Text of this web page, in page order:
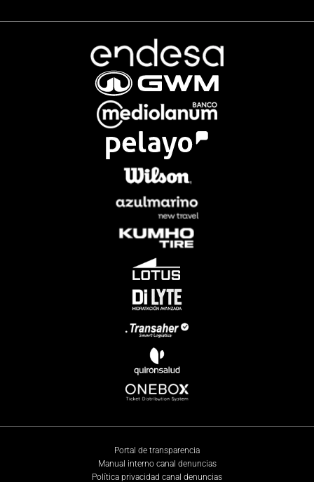
Portal de transparencia
Manual interno canal denuncias
Política privacidad canal denuncias